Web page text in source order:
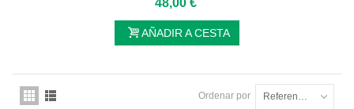
48,00 €
AÑADIR A CESTA
Ordenar por Referencia: la más baja primero